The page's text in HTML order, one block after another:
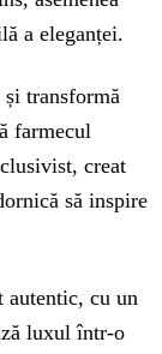
a eleganței.
transformă
farmecul
creat
să inspire
autentic, cu un
luxul într-o